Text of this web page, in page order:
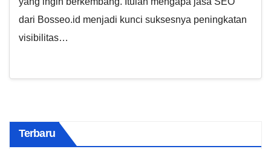
dari Bosseo.id menjadi kunci suksesnya peningkatan
visibilitas…
Terbaru